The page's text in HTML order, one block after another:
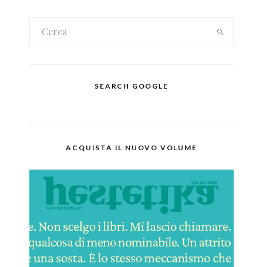
SEARCH GOOGLE
ACQUISTA IL NUOVO VOLUME